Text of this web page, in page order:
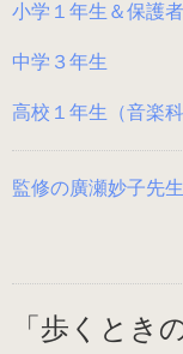
（22.5～26.0cm）
（シャンパン・ス
（エナメル・コン
小学１年生＆保護者
中学３年生
高校１年生（音楽科
監修の廣瀬妙子先生
「歩くとき